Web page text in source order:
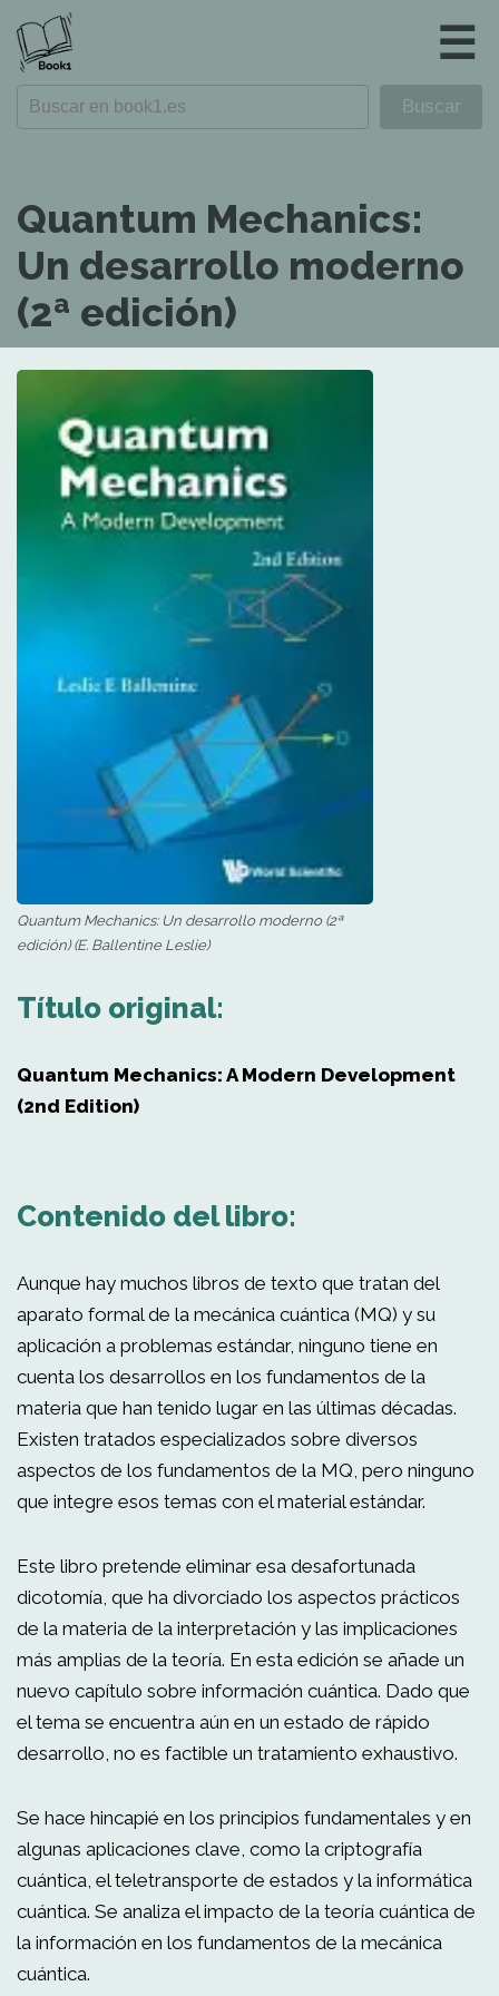
☰
Quantum Mechanics:
Un desarrollo moderno
(2ª edición)
Quantum Mechanics: Un desarrollo moderno (2ª
edición) (E. Ballentine Leslie)
Título original:
Quantum Mechanics: A Modern Development
(2nd Edition)
Contenido del libro:
Aunque hay muchos libros de texto que tratan del
aparato formal de la mecánica cuántica (MQ) y su
aplicación a problemas estándar, ninguno tiene en
cuenta los desarrollos en los fundamentos de la
materia que han tenido lugar en las últimas décadas.
Existen tratados especializados sobre diversos
aspectos de los fundamentos de la MQ, pero ninguno
que integre esos temas con el material estándar.
Este libro pretende eliminar esa desafortunada
dicotomía, que ha divorciado los aspectos prácticos
de la materia de la interpretación y las implicaciones
más amplias de la teoría. En esta edición se añade un
nuevo capítulo sobre información cuántica. Dado que
el tema se encuentra aún en un estado de rápido
desarrollo, no es factible un tratamiento exhaustivo.
Se hace hincapié en los principios fundamentales y en
algunas aplicaciones clave, como la criptografía
cuántica, el teletransporte de estados y la informática
cuántica. Se analiza el impacto de la teoría cuántica de
la información en los fundamentos de la mecánica
cuántica.